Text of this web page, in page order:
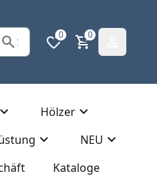
0 0
Hölzer
NEU
Kataloge